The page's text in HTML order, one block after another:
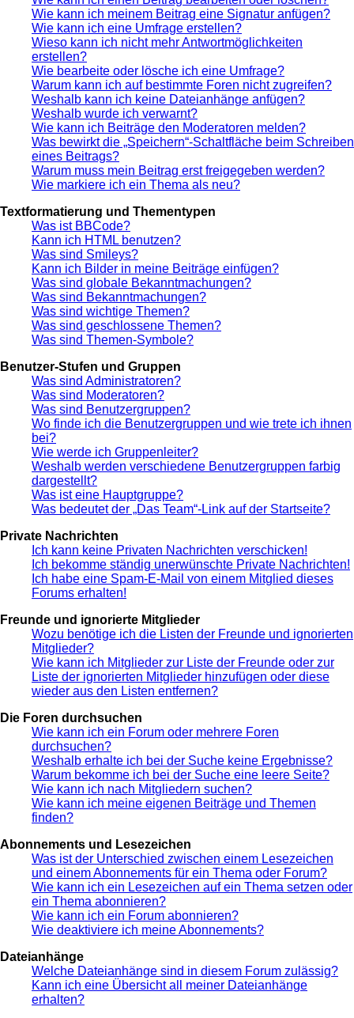
Wie kann ich meinem Beitrag eine Signatur anfügen?
Wie kann ich eine Umfrage erstellen?
Wieso kann ich nicht mehr Antwortmöglichkeiten
erstellen?
Wie bearbeite oder lösche ich eine Umfrage?
Warum kann ich auf bestimmte Foren nicht zugreifen?
Weshalb kann ich keine Dateianhänge anfügen?
Weshalb wurde ich verwarnt?
Wie kann ich Beiträge den Moderatoren melden?
Was bewirkt die „Speichern“-Schaltfläche beim Schreiben
eines Beitrags?
Warum muss mein Beitrag erst freigegeben werden?
Wie markiere ich ein Thema als neu?
Textformatierung und Thementypen
Was ist BBCode?
Kann ich HTML benutzen?
Was sind Smileys?
Kann ich Bilder in meine Beiträge einfügen?
Was sind globale Bekanntmachungen?
Was sind Bekanntmachungen?
Was sind wichtige Themen?
Was sind geschlossene Themen?
Was sind Themen-Symbole?
Benutzer-Stufen und Gruppen
Was sind Administratoren?
Was sind Moderatoren?
Was sind Benutzergruppen?
Wo finde ich die Benutzergruppen und wie trete ich ihnen
bei?
Wie werde ich Gruppenleiter?
Weshalb werden verschiedene Benutzergruppen farbig
dargestellt?
Was ist eine Hauptgruppe?
Was bedeutet der „Das Team“-Link auf der Startseite?
Private Nachrichten
Ich kann keine Privaten Nachrichten verschicken!
Ich bekomme ständig unerwünschte Private Nachrichten!
Ich habe eine Spam-E-Mail von einem Mitglied dieses
Forums erhalten!
Freunde und ignorierte Mitglieder
Wozu benötige ich die Listen der Freunde und ignorierten
Mitglieder?
Wie kann ich Mitglieder zur Liste der Freunde oder zur
Liste der ignorierten Mitglieder hinzufügen oder diese
wieder aus den Listen entfernen?
Die Foren durchsuchen
Wie kann ich ein Forum oder mehrere Foren
durchsuchen?
Weshalb erhalte ich bei der Suche keine Ergebnisse?
Warum bekomme ich bei der Suche eine leere Seite?
Wie kann ich nach Mitgliedern suchen?
Wie kann ich meine eigenen Beiträge und Themen
finden?
Abonnements und Lesezeichen
Was ist der Unterschied zwischen einem Lesezeichen
und einem Abonnements für ein Thema oder Forum?
Wie kann ich ein Lesezeichen auf ein Thema setzen oder
ein Thema abonnieren?
Wie kann ich ein Forum abonnieren?
Wie deaktiviere ich meine Abonnements?
Dateianhänge
Welche Dateianhänge sind in diesem Forum zulässig?
Kann ich eine Übersicht all meiner Dateianhänge
erhalten?